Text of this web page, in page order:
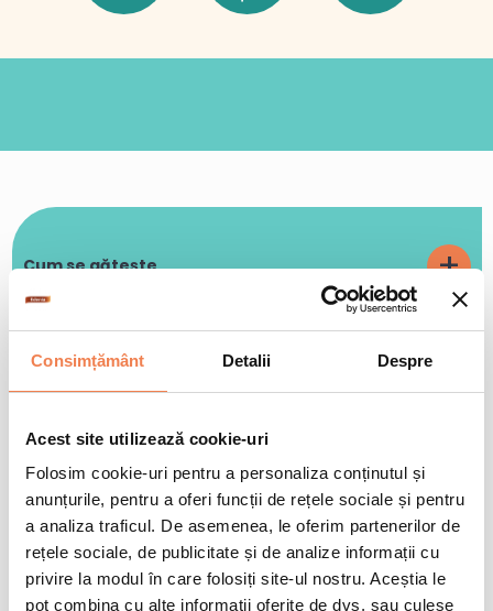
Consimțământ Detalii Despre
Acest site utilizează cookie-uri
Folosim cookie-uri pentru a personaliza conținutul și
anunțurile, pentru a oferi funcții de rețele sociale și pentru
a analiza traficul. De asemenea, le oferim partenerilor de
rețele sociale, de publicitate și de analize informații cu
privire la modul în care folosiți site-ul nostru. Aceștia le
pot combina cu alte informații oferite de dvs. sau culese
Cum se gătește +
La cuptor 20min
pe hartie de copt, introdu tava in cuptorul preincalzit la 200 °C
capata o culoare brun-aurie.
Tigaie
Pune inelele de calamar pane Edenia congelate intr-o tigaie cu
ulei incins si prajeste-le la foc mediu aproximativ 2-3 minute,
pana capata o culoare brun-aurie.
Valori nutriționale/100gr +
Valoare energetică 876 kJ / 208 kcal
10%
Grăsimi
9 g
13%
Din care acizi saturați
Glucide
25 g
Condiții de păstrare +
-6 °C Timp de o saptamana